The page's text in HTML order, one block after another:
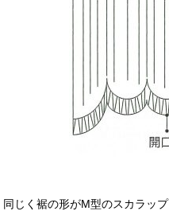
同じく裾の形がM型のスカラッ